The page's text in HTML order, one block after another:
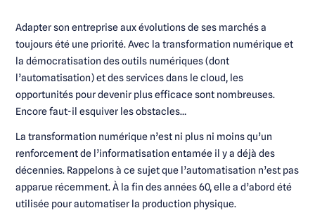
Adapter son entreprise aux évolutions de ses marchés a
toujours été une priorité. Avec la transformation numérique et
la démocratisation des outils numériques (dont
l’automatisation) et des services dans le cloud, les
opportunités pour devenir plus efficace sont nombreuses.
Encore faut-il esquiver les obstacles…
La transformation numérique n’est ni plus ni moins qu’un
renforcement de l’informatisation entamée il y a déjà des
décennies. Rappelons à ce sujet que l’automatisation n’est pas
apparue récemment. À la fin des années 60, elle a d’abord été
utilisée pour automatiser la production physique.